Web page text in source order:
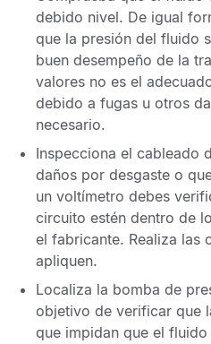
debido nivel. De igual
que la presión del fluido
buen desempeño de la
valores no es el
debido a fugas u otros
necesario.
Inspecciona el cableado
daños por desgaste o
un voltímetro debes
circuito estén dentro de
el fabricante. Realiza las
apliquen.
Localiza la bomba de
objetivo de verificar que
que impidan que el